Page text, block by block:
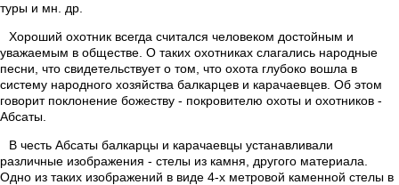
туры и мн. др.
Хороший охотник всегда считался человеком достойным и
уважаемым в обществе. О таких охотниках слагались народные
песни, что свидетельствует о том, что охота глубоко вошла в
систему народного хозяйства балкарцев и карачаевцев. Об этом
говорит поклонение божеству - покровителю охоты и охотников -
Абсаты.
В честь Абсаты балкарцы и карачаевцы устанавливали
различные изображения - стелы из камня, другого материала.
Одно из таких изображений в виде 4-х метровой каменной стелы в